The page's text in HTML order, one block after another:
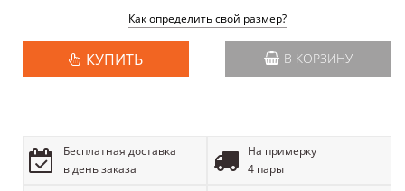
Как определить свой размер?
КУПИТЬ В КОРЗИНУ
Бесплатная доставка
в день заказа
На примерку
4 пары